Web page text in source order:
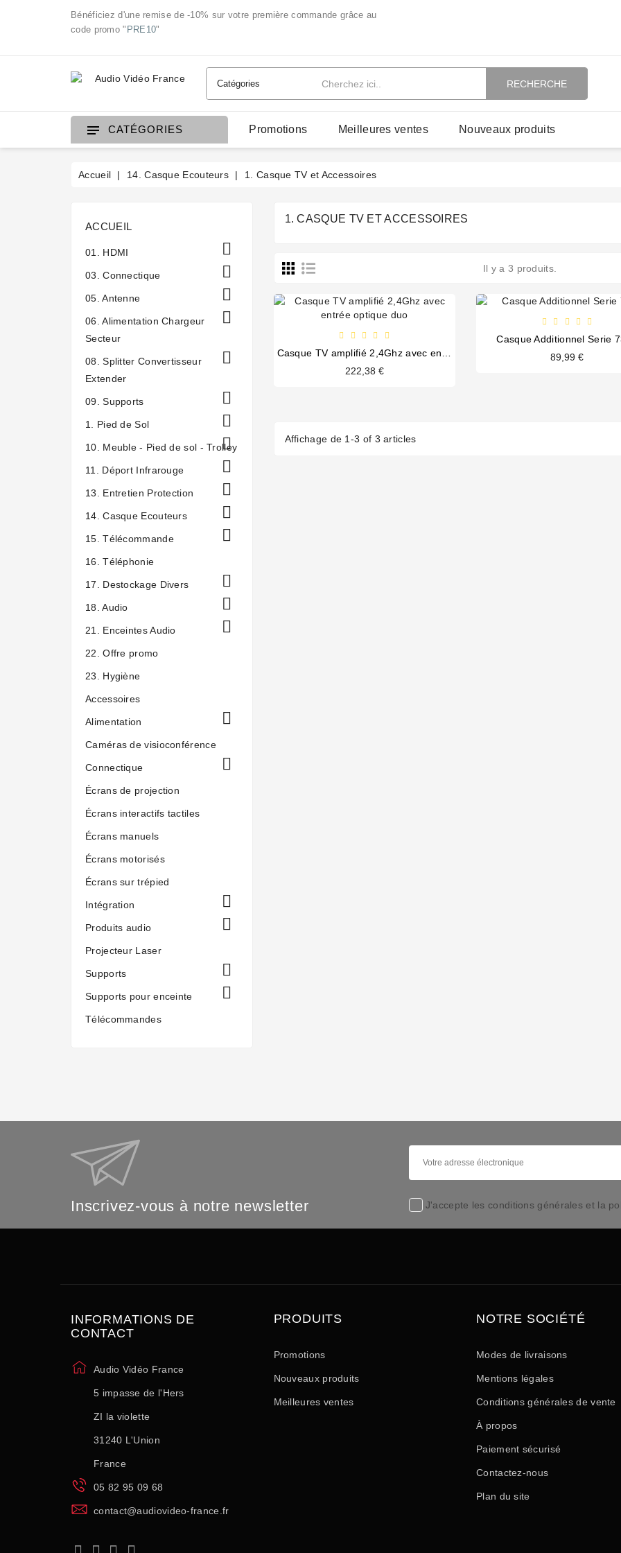
Bénéficiez d'une remise de -10% sur votre première commande grâce au
code promo " PRE10"
RECHERCHE
CATÉGORIES Promotions Meilleures ventes Nouveaux produits
Accueil 14. Casque Ecouteurs 1. Casque TV et Accessoires
ACCUEIL
01. HDMI 
03. Connectique 
05. Antenne 
06. Alimentation Chargeur
Secteur

08. Splitter Convertisseur
Extender

09. Supports 
1. Pied de Sol 
10. Meuble - Pied de sol - Trolley

11. Déport Infrarouge 
13. Entretien Protection 
14. Casque Ecouteurs 
15. Télécommande 
16. Téléphonie
17. Destockage Divers 
18. Audio 
21. Enceintes Audio 
22. Offre promo
23. Hygiène
Accessoires
Alimentation 
Caméras de visioconférence
Connectique 
Écrans de projection
Écrans interactifs tactiles
Écrans manuels
Écrans motorisés
Écrans sur trépied
Intégration 
Produits audio 
Projecteur Laser
Supports 
Supports pour enceinte 
Télécommandes
1. CASQUE TV ET ACCESSOIRES
Il y a 3 produits.
222,38 €
Casque Additionnel Serie
89,99 €
Affichage de 1-3 of 3 articles
Inscrivez-vous à notre newsletter J'accepte les conditions générales et la
INFORMATIONS DE
CONTACT
Audio Vidéo France
5 impasse de l'Hers
ZI la violette
31240 L'Union
France
05 82 95 09 68
contact@audiovideo-france.fr
PRODUITS
Promotions
Nouveaux produits
Meilleures ventes
NOTRE SOCIÉTÉ
Modes de livraisons
Mentions légales
Conditions générales de vente
À propos
Paiement sécurisé
Contactez-nous
Plan du site